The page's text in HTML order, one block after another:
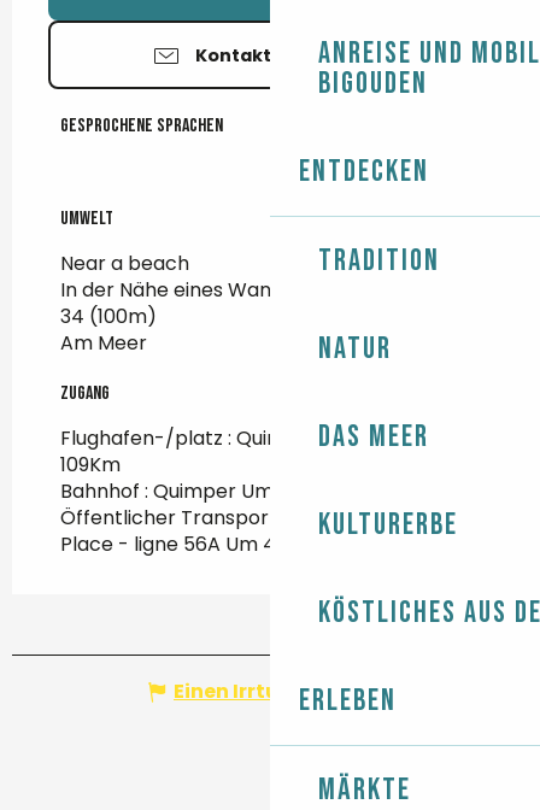
Anreise und
Bigouden
Entdecken
Tradition
Natur
Das Meer
Kulturerbe
Köstliches aus
Erleben
Märkte
Kontaktieren Sie uns
Gesprochene Sprachen
Gesprochene Sprachen
Umwelt
Umwelt
Near a beach
In der Nähe eines Wanderwegs :
34 (100m)
Am Meer
Zugang
Zugang
Flughafen-/platz : Quimper Bretagne Um
109Km
Bahnhof : Quimper Um 35Km
Öffentlicher Transport : Arrêt St-Guénolé
Place - ligne 56A Um 400m
Einen Irrtum angeben